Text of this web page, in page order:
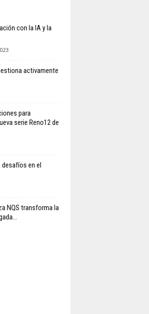
con la IA y la
activamente
para
serie Reno12 de
en el
NQS transforma la